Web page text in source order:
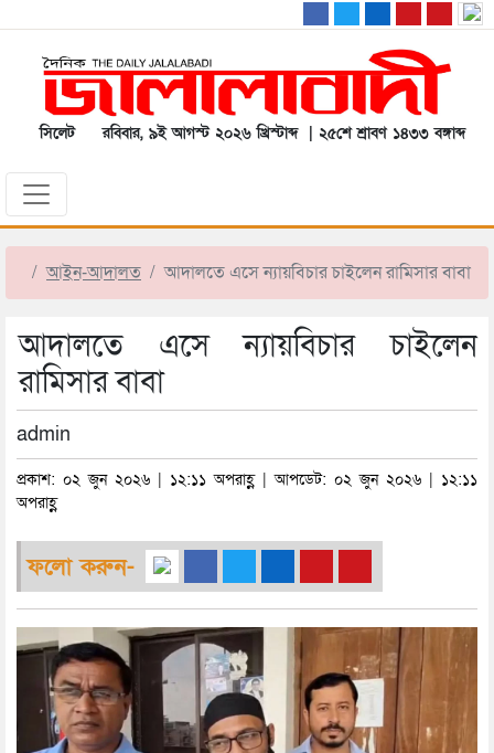
সিলেট রবিবার, ৯ই আগস্ট ২০২৬ খ্রিস্টাব্দ | ২৫শে শ্রাবণ ১৪৩৩ বঙ্গাব্দ
আইন-আদালত আদালতে এসে ন্যায়বিচার চাইলেন রামিসার বাবা
আদালতে এসে ন্যায়বিচার চাইলেন
রামিসার বাবা
admin
প্রকাশ: ০২ জুন ২০২৬ | ১২:১১ অপরাহ্ণ | আপডেট: ০২ জুন ২০২৬ | ১২:১১
অপরাহ্ণ
ফলো করুন-